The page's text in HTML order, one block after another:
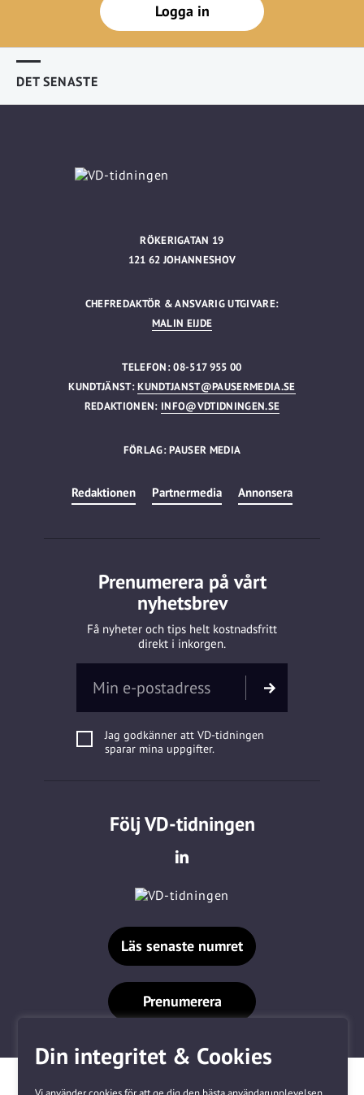
Din integritet & Cookies
Logga in
DET SENASTE
RÖKERIGATAN 19
121 62 JOHANNESHOV
CHEFREDAKTÖR & ANSVARIG UTGIVARE:
MALIN EIJDE
TELEFON: 08-517 955 00
KUNDTJÄNST:KUNDTJANST@PAUSERMEDIA.SE
REDAKTIONEN: INFO@VDTIDNINGEN.SE
FÖRLAG: PAUSER MEDIA
Redaktionen Partnermedia Annonsera
Prenumerera på vårt
nyhetsbrev
Få nyheter och tips helt kostnadsfritt
direkt i inkorgen.
Jag godkänner att VD-tidningen
sparar mina uppgifter.
Följ VD-tidningen
Läs senaste numret
Prenumerera